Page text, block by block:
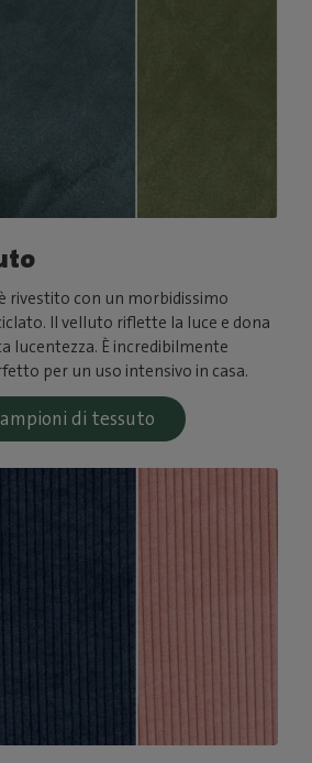
rivestito con un morbidissimo
Il velluto riflette la luce e dona
lucentezza. È incredibilmente
per un uso intensivo in casa.
di tessuto